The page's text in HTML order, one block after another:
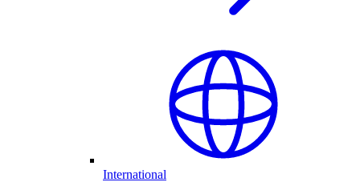
International